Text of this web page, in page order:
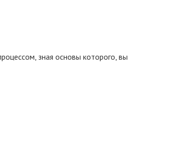
зная основы которого, вы